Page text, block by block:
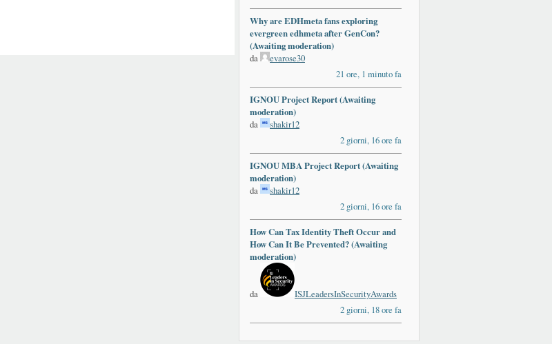
Why are EDHmeta fans exploring
evergreen edhmeta after GenCon?
(Awaiting moderation)
da
evarose30
21 ore, 1 minuto fa
IGNOU Project Report (Awaiting
moderation)
da
shakir12
2 giorni, 16 ore fa
IGNOU MBA Project Report (Awaiting
moderation)
da
shakir12
2 giorni, 16 ore fa
How Can Tax Identity Theft Occur and
How Can It Be Prevented? (Awaiting
moderation)
da
ISJLeadersInSecurityAwards
2 giorni, 18 ore fa